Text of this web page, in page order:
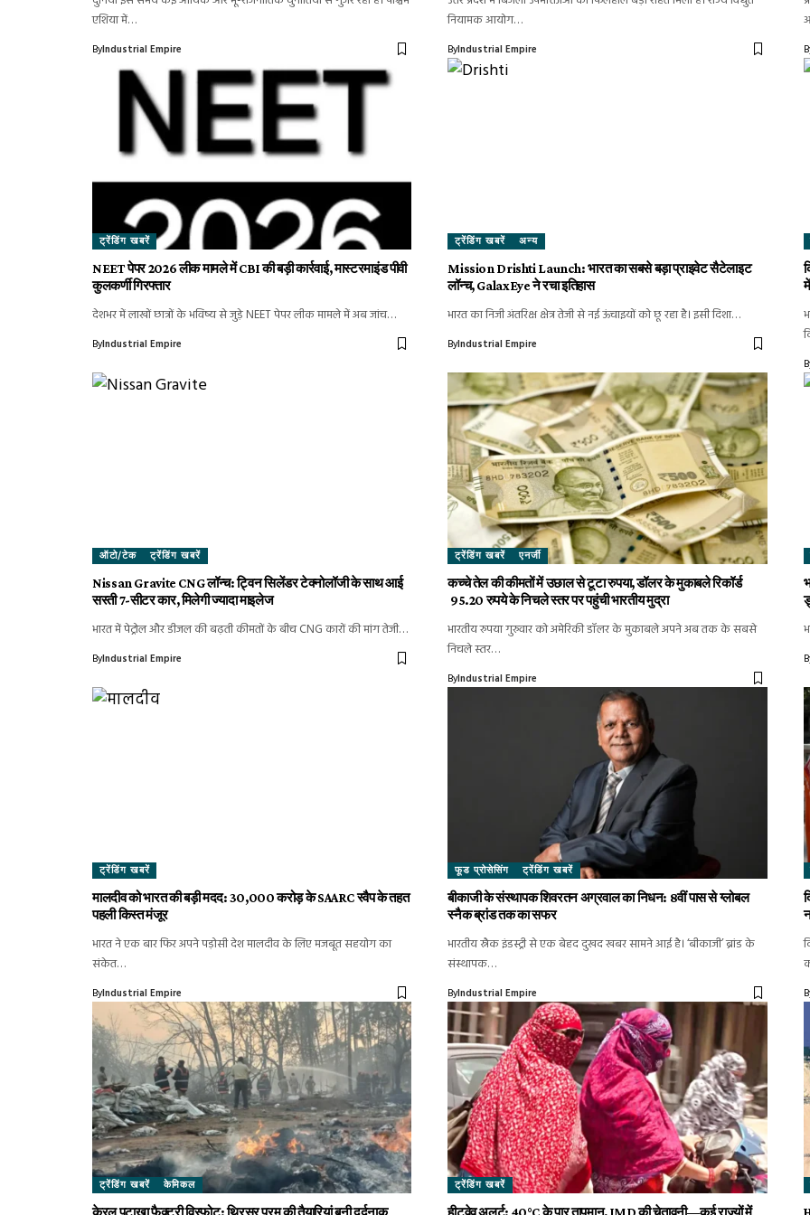
एशिया में…
ByIndustrial Empire
नियामक आयोग…
ByIndustrial Empire
ट्रेंडिंग खबरें
NEET पेपर 2026 लीक मामले में CBI की बड़ी कार्रवाई, मास्टरमाइंड पीवी
कुलकर्णी गिरफ्तार
देशभर में लाखों छात्रों के भविष्य से जुड़े NEET पेपर लीक मामले में अब जांच…
ByIndustrial Empire
ट्रेंडिंग खबरें अन्य
Mission Drishti Launch: भारत का सबसे बड़ा प्राइवेट सैटेलाइट
लॉन्च, GalaxEye ने रचा इतिहास
भारत का निजी अंतरिक्ष क्षेत्र तेजी से नई ऊंचाइयों को छू रहा है। इसी दिशा…
ByIndustrial Empire
ऑटो/टेक ट्रेंडिंग खबरें
Nissan Gravite CNG लॉन्च: ट्विन सिलेंडर टेक्नोलॉजी के साथ आई
सस्ती 7-सीटर कार, मिलेगी ज्यादा माइलेज
भारत में पेट्रोल और डीजल की बढ़ती कीमतों के बीच CNG कारों की मांग तेजी…
ByIndustrial Empire
ट्रेंडिंग खबरें एनर्जी
कच्चे तेल की कीमतों में उछाल से टूटा रुपया, डॉलर के मुकाबले रिकॉर्ड
95.20 रुपये के निचले स्तर पर पहुंची भारतीय मुद्रा
भारतीय रुपया गुरुवार को अमेरिकी डॉलर के मुकाबले अपने अब तक के सबसे
निचले स्तर…
ByIndustrial Empire
ट्रेंडिंग खबरें
मालदीव को भारत की बड़ी मदद: ₹30,000 करोड़ के SAARC स्वैप के तहत
पहली किस्त मंजूर
भारत ने एक बार फिर अपने पड़ोसी देश मालदीव के लिए मजबूत सहयोग का
संकेत…
ByIndustrial Empire
फूड प्रोसेसिंग ट्रेंडिंग खबरें
बीकाजी के संस्थापक शिवरतन अग्रवाल का निधन: 8वीं पास से ग्लोबल
स्नैक ब्रांड तक का सफर
भारतीय स्नैक इंडस्ट्री से एक बेहद दुखद खबर सामने आई है। ‘बीकाजी’ ब्रांड के
संस्थापक…
ByIndustrial Empire
ट्रेंडिंग खबरें केमिकल
केरल पटाखा फैक्ट्री विस्फोट: थ्रिसूर पूरम की तैयारियां बनी दर्दनाक
ट्रेंडिंग खबरें
हीटवेव अलर्ट: 40°C के पार तापमान, IMD की चेतावनी—कई राज्यों में